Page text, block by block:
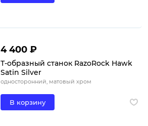
4 400 ₽
Т-образный станок RazoRock Hawk
Satin Silver
односторонний, матовый хром
В корзину